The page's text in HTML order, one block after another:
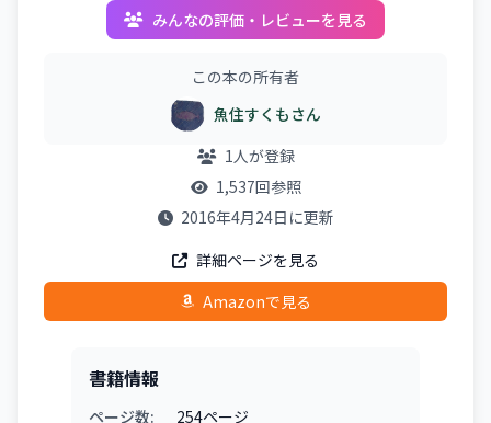
みんなの評価・レビューを見る
この本の所有者
魚住すくもさん
1人が登録
1,537回参照
2016年4月24日に更新
詳細ページを見る
Amazonで見る
書籍情報
ページ数:
254ページ